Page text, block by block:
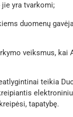
yra tvarkomi;
duomenų
veiksmus, kai
teikia
tapatybę.